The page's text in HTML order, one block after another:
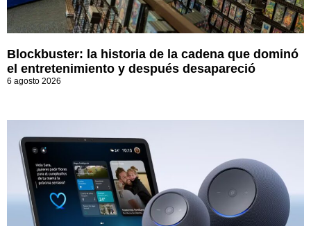
Blockbuster: la historia de la cadena que dominó
el entretenimiento y después desapareció
6 agosto 2026